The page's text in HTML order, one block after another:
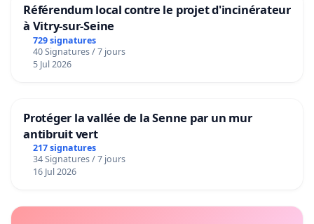
Référendum local contre le projet d'incinérateur
à Vitry-sur-Seine
729 signatures
40 Signatures / 7 jours
5 Jul 2026
Protéger la vallée de la Senne par un mur
antibruit vert
217 signatures
34 Signatures / 7 jours
16 Jul 2026